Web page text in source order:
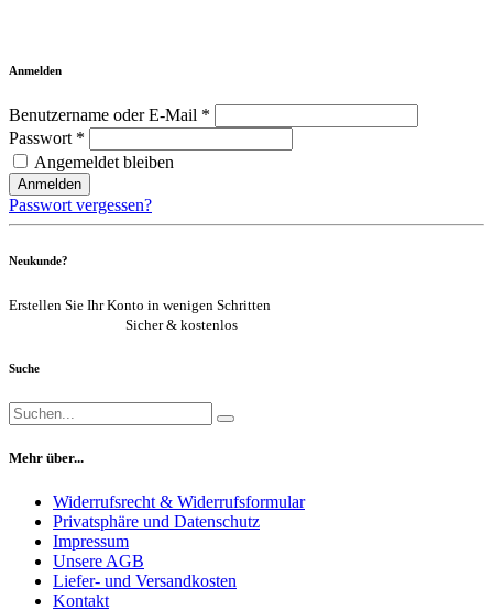
Anmelden
Benutzername oder E-Mail *
Passwort *
Angemeldet bleiben
Anmelden
Passwort vergessen?
Neukunde?
Erstellen Sie Ihr Konto in wenigen Schritten
Sicher & kostenlos
Suche
Mehr über...
Widerrufsrecht & Widerrufsformular
Privatsphäre und Datenschutz
Impressum
Unsere AGB
Liefer- und Versandkosten
Kontakt